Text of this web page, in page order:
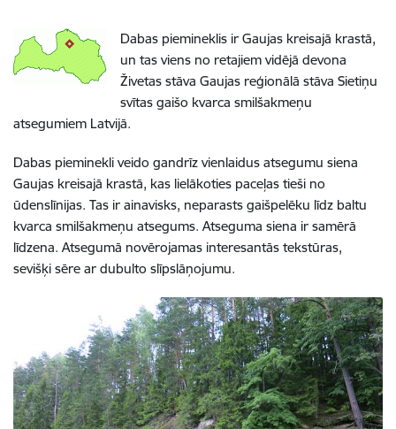
Dabas piemineklis ir Gaujas kreisajā krastā,
un tas viens no retajiem vidējā devona
Živetas stāva Gaujas reģionālā stāva Sietiņu
svītas gaišo kvarca smilšakmeņu
atsegumiem Latvijā.
Dabas pieminekli veido gandrīz vienlaidus atsegumu siena
Gaujas kreisajā krastā, kas lielākoties paceļas tieši no
ūdenslīnijas. Tas ir ainavisks, neparasts gaišpelēku līdz baltu
kvarca smilšakmeņu atsegums. Atseguma siena ir samērā
līdzena. Atsegumā novērojamas interesantās tekstūras,
sevišķi sēre ar dubulto slīpslāņojumu.